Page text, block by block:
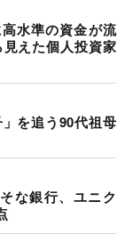
水準の資金が流
えた個人投資家
を追う90代祖母
な銀行、ユニク